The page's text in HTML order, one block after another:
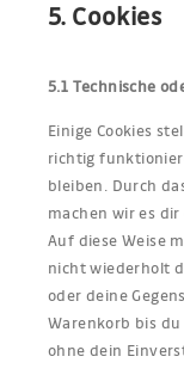
5. Cookies
5.1 Technische
Einige Cookies
richtig
bleiben. Durch
machen wir es
Auf diese Weise
nicht wiederholt
oder deine
Warenkorb bis du
ohne dein